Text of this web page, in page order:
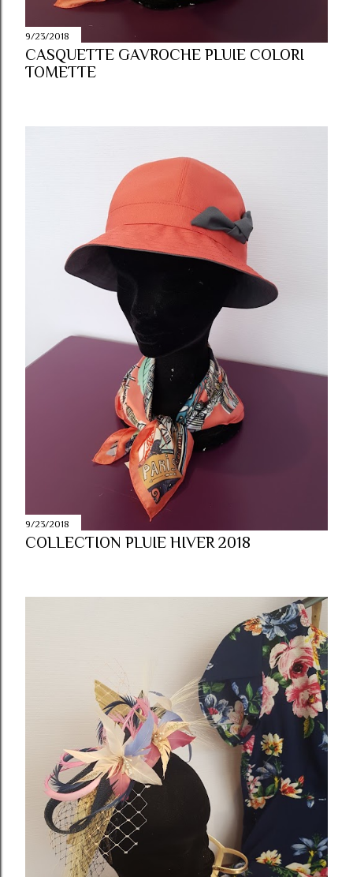
9/23/2018
CASQUETTE GAVROCHE PLUIE COLORI
TOMETTE
9/23/2018
COLLECTION PLUIE HIVER 2018